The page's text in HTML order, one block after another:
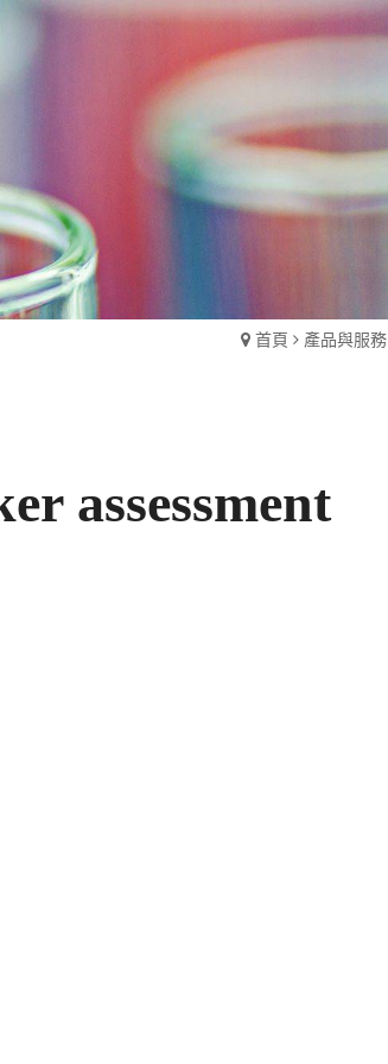
首頁 產品與服務
assessment